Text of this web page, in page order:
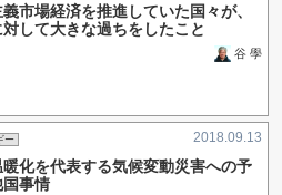
義市場経済を推進していた国々が、
して大きな過ちをしたこと
谷 學
ー 2018.09.13
化を代表する気候変動災害への予
事情